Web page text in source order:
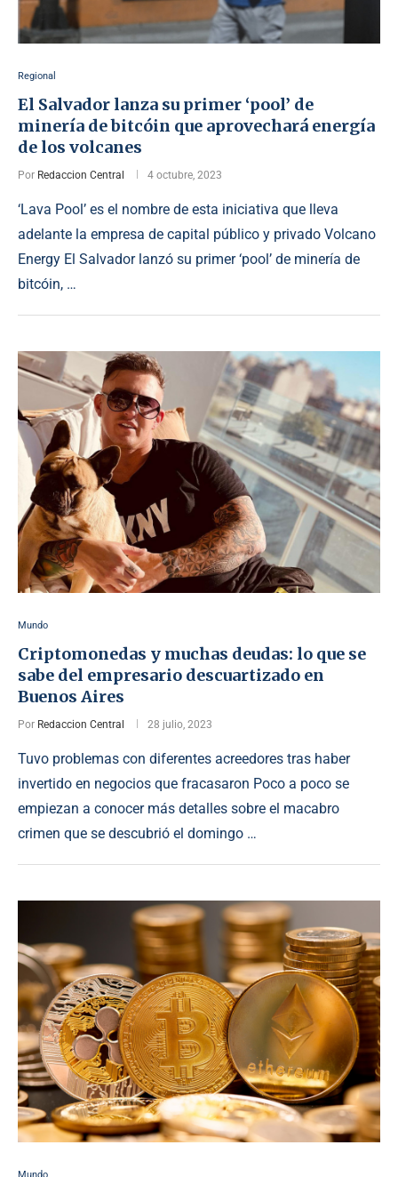
Regional
El Salvador lanza su primer ‘pool’ de
minería de bitcóin que aprovechará energía
de los volcanes
Por Redaccion Central 4 octubre, 2023
‘Lava Pool’ es el nombre de esta iniciativa que lleva
adelante la empresa de capital público y privado Volcano
Energy El Salvador lanzó su primer ‘pool’ de minería de
bitcóin, …
Mundo
Criptomonedas y muchas deudas: lo que se
sabe del empresario descuartizado en
Buenos Aires
Por Redaccion Central 28 julio, 2023
Tuvo problemas con diferentes acreedores tras haber
invertido en negocios que fracasaron Poco a poco se
empiezan a conocer más detalles sobre el macabro
crimen que se descubrió el domingo …